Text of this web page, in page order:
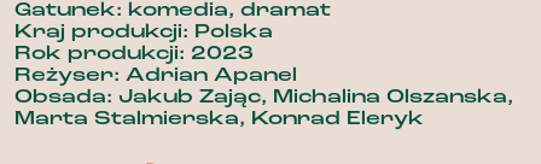
Gatunek: komedia, dramat
Kraj produkcji: Polska
Rok produkcji: 2023
Reżyser: Adrian Apanel
Obsada: Jakub Zając, Michalina Olszanska,
Marta Stalmierska, Konrad Eleryk